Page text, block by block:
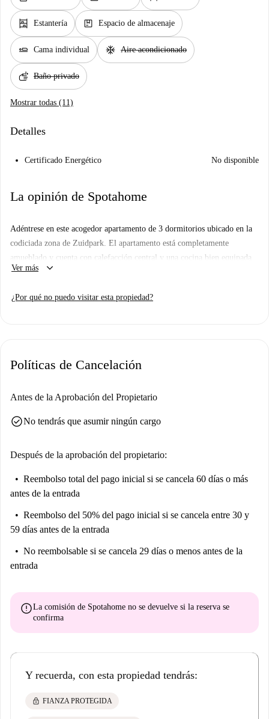
shelves Estantería package Espacio de almacenaje
airline_seat_flat Cama individual ac_unit Aire acondicionado
soap Baño privado
Mostrar todas (11)
Detalles
Certificado Energético No disponible
La opinión de Spotahome
Adéntrese en este acogedor apartamento de 3 dormitorios ubicado en la
codiciada zona de Zuidpark. El apartamento está completamente
amueblado y cuenta con calefacción central y una cocina bien equipada
con lavavajillas y horno, lo que garantiza la comodidad de sus residentes.
gastos incluidos, lo que lo convierte en la opción ideal para
cercanas. Descubra la Estatua Ecuestre de Bronce del Rey Alberto I, el
todos a un paseo. Explore la vibrante escena cultural, incluyendo el
historia y comodidades modernas de la zona la hace perfecta tanto para
Ver más keyboard_arrow_down
¿Por qué no puedo visitar esta propiedad?
Políticas de Cancelación
Antes de la Aprobación del Propietario
check_circleNo tendrás que asumir ningún cargo
Después de la aprobación del propietario:
Reembolso total del pago inicial si se cancela 60 días o más
antes de la entrada
Reembolso del 50% del pago inicial si se cancela entre 30 y
59 días antes de la entrada
No reembolsable si se cancela 29 días o menos antes de la
entrada
errorLa comisión de Spotahome no se devuelve si la reserva se
confirma
Y recuerda, con esta propiedad tendrás:
lock FIANZA PROTEGIDA